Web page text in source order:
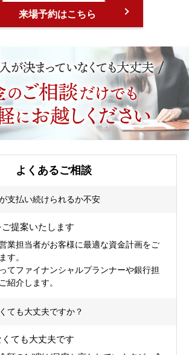
来場予約はこちら
よくあるご相談
支払い続けられるか不安
提案いたします
業担当者がお客様に最適な資金計画をご
す。
てファイナンシャルプランナーや銀行担
紹介します。
ても大丈夫ですか？
ても大丈夫です